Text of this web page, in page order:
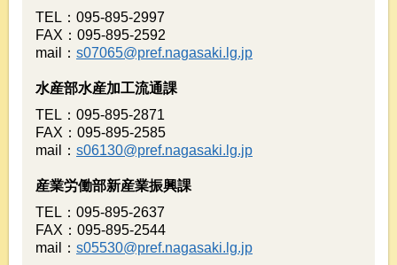
TEL：095-895-2997
FAX：095-895-2592
mail： s07065@pref.nagasaki.lg.jp
水産部水産加工流通課
TEL：095-895-2871
FAX：095-895-2585
mail： s06130@pref.nagasaki.lg.jp
産業労働部新産業振興課
TEL：095-895-2637
FAX：095-895-2544
mail： s05530@pref.nagasaki.lg.jp